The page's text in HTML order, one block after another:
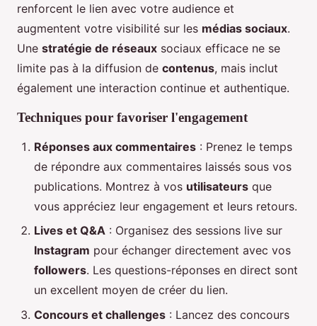
renforcent le lien avec votre audience et
augmentent votre visibilité sur les médias sociaux.
Une stratégie de réseaux sociaux efficace ne se
limite pas à la diffusion de contenus, mais inclut
également une interaction continue et authentique.
Techniques pour favoriser l'engagement
Réponses aux commentaires : Prenez le temps
de répondre aux commentaires laissés sous vos
publications. Montrez à vos utilisateurs que
vous appréciez leur engagement et leurs retours.
Lives et Q&A : Organisez des sessions live sur
Instagram pour échanger directement avec vos
followers. Les questions-réponses en direct sont
un excellent moyen de créer du lien.
Concours et challenges : Lancez des concours